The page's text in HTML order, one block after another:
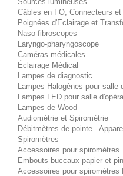
Câbles en FO, Connecteurs et
Poignées d'Eclairage et
Naso-fibroscopes
Laryngo-pharyngoscope
Caméras médicales
Éclairage Médical
Lampes de diagnostic
Lampes Halogènes pour salle
Lampes LED pour salle
Lampes de Wood
Audiométrie et Spirométrie
Débitmètres de pointe -
Spiromètres
Accessoires pour spiromètres
Embouts buccaux papier et
Accessoires pour spiromètres